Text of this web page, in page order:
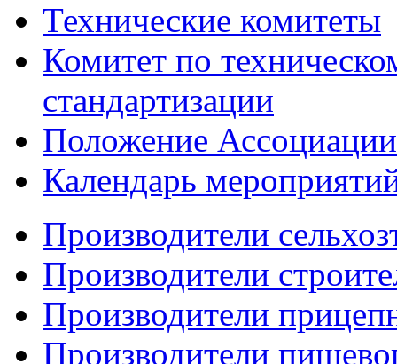
Технические комитеты
Комитет по
стандартизации
Положение
Календарь
Производители
Производители
Производители
Производители